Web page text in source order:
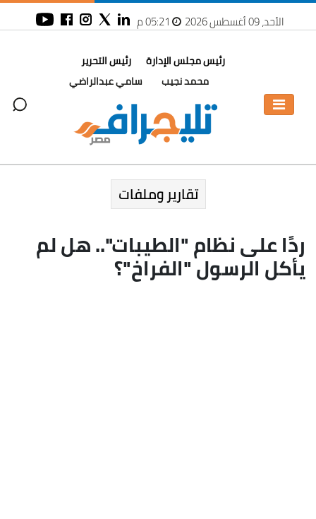
الأحد، 09 أغسطس 2026
رئيس مجلس الإدارة
محمد نجيب
رئيس التحرير
سامي عبدالراضي
تقارير وملفات
ردًا على نظام "الطيبات".. هل لم
يأكل الرسول "الفراخ"؟